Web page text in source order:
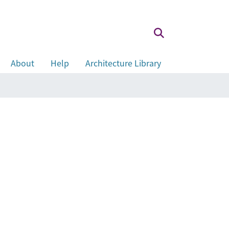
About Help
Architecture Library